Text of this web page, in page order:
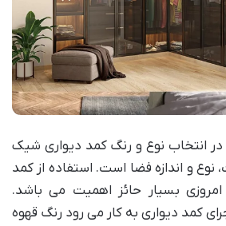
در انتخاب نوع و رنگ کمد دیواری شیک
نوع و اندازه فضا است. استفاده از کمد
بسیار حائز اهمیت می باشد.
کمد دیواری به کار می رود رنگ قهوه